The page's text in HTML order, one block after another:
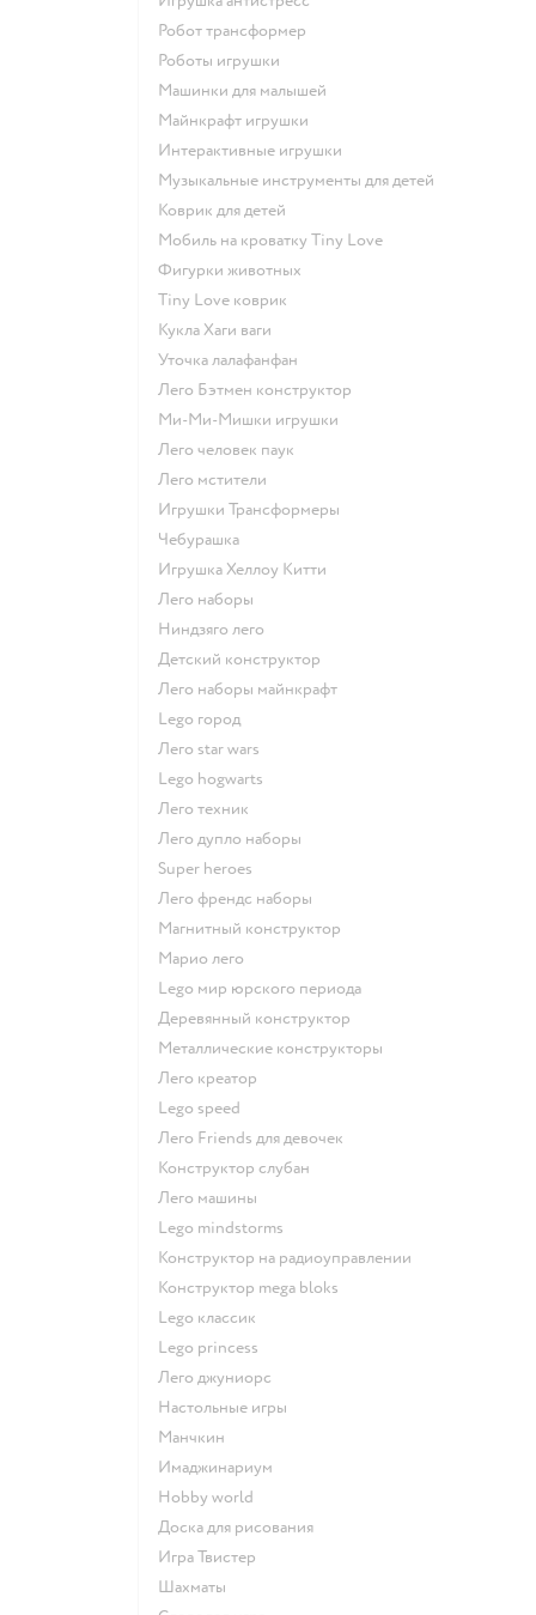
Робот трансформер
Роботы игрушки
Машинки для малышей
Майнкрафт игрушки
Интерактивные игрушки
Музыкальные инструменты для детей
Коврик для детей
Мобиль на кроватку Tiny Love
Фигурки животных
Tiny Love коврик
Кукла Хаги ваги
Уточка лалафанфан
Лего Бэтмен конструктор
Ми-Ми-Мишки игрушки
Лего человек паук
Лего мстители
Игрушки Трансформеры
Чебурашка
Игрушка Хеллоу Китти
Лего наборы
Ниндзяго лего
Детский конструктор
Лего наборы майнкрафт
Lego город
Лего star wars
Lego hogwarts
Лего техник
Лего дупло наборы
Super heroes
Лего френдс наборы
Магнитный конструктор
Марио лего
Lego мир юрского периода
Деревянный конструктор
Металлические конструкторы
Лего креатор
Lego speed
Лего Friends для девочек
Конструктор слубан
Лего машины
Lego mindstorms
Конструктор на радиоуправлении
Конструктор mega bloks
Lego классик
Lego princess
Лего джуниорс
Настольные игры
Манчкин
Имаджинариум
Hobby world
Доска для рисования
Игра Твистер
Шахматы